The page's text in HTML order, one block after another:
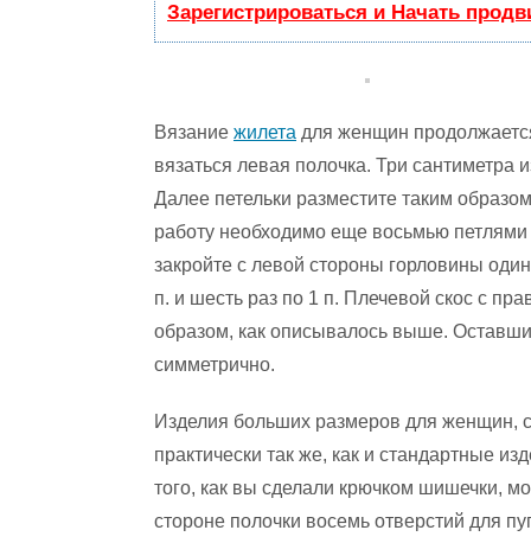
Зарегистрироваться и Начать
Вязание жилета для женщин
вязаться левая полочка. Три
Далее петельки разместите таким
работу необходимо еще восьмью
закройте с левой стороны горловины
п. и шесть раз по 1 п. Плечевой скос с
образом, как описывалось выше.
симметрично.
Изделия больших размеров для женщин,
практически так же, как и стандартные
того, как вы сделали крючком шишечки,
стороне полочки восемь отверстий для